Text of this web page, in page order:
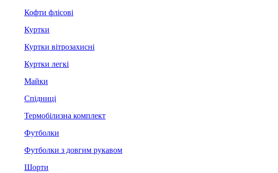
Кофти флісові
Куртки
Куртки вітрозахисні
Куртки легкі
Майки
Спідниці
Термобілизна комплект
Футболки
Футболки з довгим рукавом
Шорти